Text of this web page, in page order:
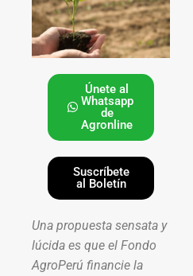
Únete al
Whatsapp
de
Agronline
Suscríbete
al Boletín
Una propuesta sensata y
lúcida es que el Fondo
AgroPerú financie la